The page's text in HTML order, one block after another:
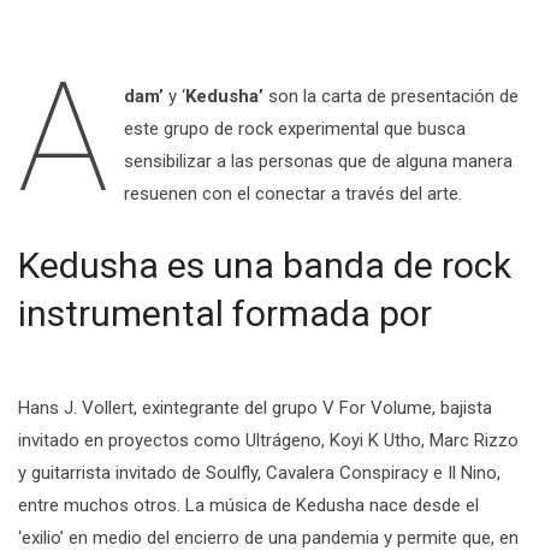
A dam’ y ‘Kedusha’ son la carta de presentación de
este grupo de rock experimental que busca
sensibilizar a las personas que de alguna manera
resuenen con el conectar a través del arte.
Kedusha es una banda de rock
instrumental formada por
Hans J. Vollert, exintegrante del grupo V For Volume, bajista
invitado en proyectos como Ultrágeno, Koyi K Utho, Marc Rizzo
y guitarrista invitado de Soulfly, Cavalera Conspiracy e Il Nino,
entre muchos otros. La música de Kedusha nace desde el
‘exilio’ en medio del encierro de una pandemia y permite que, en